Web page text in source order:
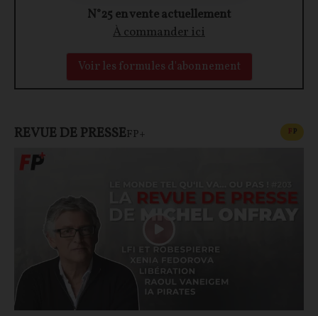
N°25 en vente actuellement
À commander ici
Voir les formules d'abonnement
REVUE DE PRESSEFP+ FP